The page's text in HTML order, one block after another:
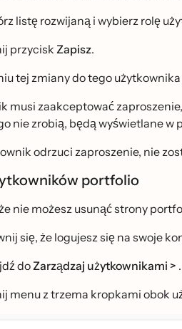
listę rozwijaną i wybierz rolę
przycisk Zapisz.
tej zmiany do tego
musi zaakceptować
nie zrobią, będą wyświetlane w
odrzuci zaproszenie, nie
portfolio
nie możesz usunąć strony
się, że logujesz się na swoje
do Zarządzaj użytkownikami > .
menu z trzema kropkami obok